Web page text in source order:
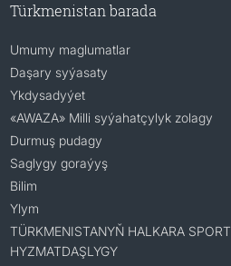
Türkmenistan barada
Umumy maglumatlar
Daşary syýasaty
Ykdysadyýet
«AWAZA» Milli syýahatçylyk zolagy
Durmuş pudagy
Saglygy goraýyş
Bilim
Ylym
TÜRKMENISTANYŇ HALKARA SPORT
HYZMATDAŞLYGY